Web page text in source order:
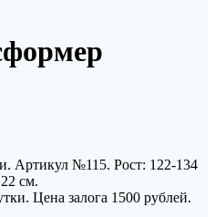
Артикул №115. Рост: 122-134
см.
Цена залога 1500 рублей.